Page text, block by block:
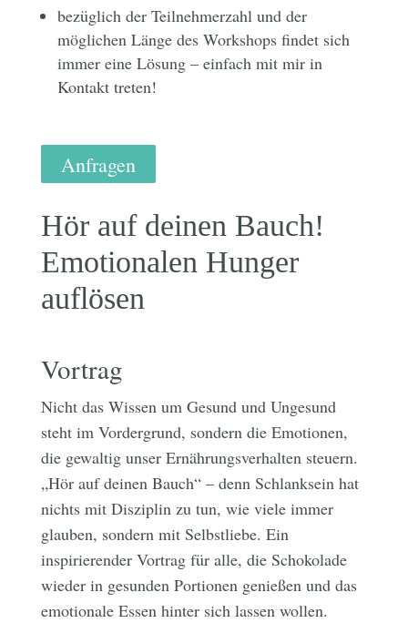
bezüglich der Teilnehmerzahl und der
möglichen Länge des Workshops findet sich
immer eine Lösung – einfach mit mir in
Kontakt treten!
Anfragen
Hör auf deinen Bauch!
Emotionalen Hunger
auflösen
Vortrag
Nicht das Wissen um Gesund und Ungesund
steht im Vordergrund, sondern die Emotionen,
die gewaltig unser Ernährungsverhalten steuern.
„Hör auf deinen Bauch“ – denn Schlanksein hat
nichts mit Disziplin zu tun, wie viele immer
glauben, sondern mit Selbstliebe. Ein
inspirierender Vortrag für alle, die Schokolade
wieder in gesunden Portionen genießen und das
emotionale Essen hinter sich lassen wollen.